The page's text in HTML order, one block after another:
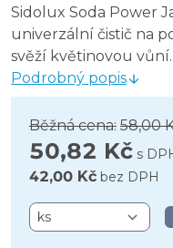
Sidolux Soda Power
univerzální čistič na
svěží květinovou vůní.
Podrobný popis
Běžná cena: 58,00
50,82 Kč s
42,00 Kč bez DPH